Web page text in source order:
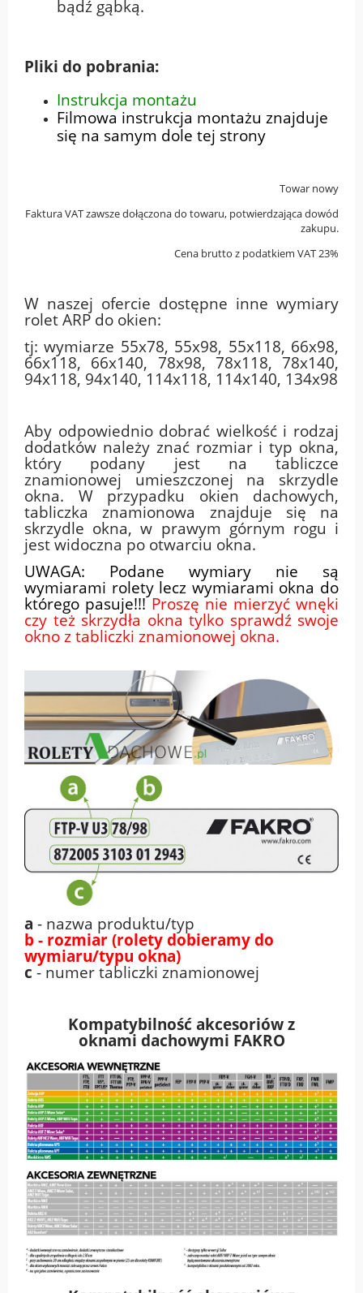
bądź gąbką.
Pliki do pobrania:
Instrukcja montażu
Filmowa instrukcja montażu znajduje
się na samym dole tej strony
Towar nowy
Faktura VAT zawsze dołączona do towaru, potwierdzająca dowód
zakupu.
Cena brutto z podatkiem VAT 23%
W naszej ofercie dostępne inne wymiary
rolet ARP do okien:
tj: wymiarze 55x78, 55x98, 55x118, 66x98,
66x118, 66x140, 78x98, 78x118, 78x140,
94x118, 94x140, 114x118, 114x140, 134x98
Aby odpowiednio dobrać wielkość i rodzaj
dodatków należy znać rozmiar i typ okna,
który podany jest na tabliczce
znamionowej umieszczonej na skrzydle
okna. W przypadku okien dachowych,
tabliczka znamionowa znajduje się na
skrzydle okna, w prawym górnym rogu i
jest widoczna po otwarciu okna.
UWAGA: Podane wymiary nie są
wymiarami rolety lecz wymiarami okna do
którego pasuje!!!Proszę nie mierzyć wnęki
czy też skrzydła okna tylko sprawdź swoje
okno z tabliczki znamionowej okna.
a - nazwa produktu/typ
b - rozmiar (rolety dobieramy do
wymiaru/typu okna)
c - numer tabliczki znamionowej
Kompatybilność akcesoriów z
oknami dachowymi FAKRO